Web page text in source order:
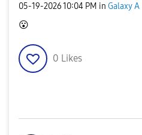
‎05-19-202610:04 PM in Galaxy A
😮
0 Likes